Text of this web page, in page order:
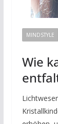
MINDSTYLE
Wie